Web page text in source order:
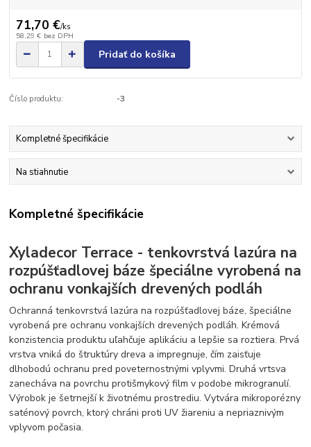
71,70 €/ks
58,29 € bez DPH
Pridať do košíka
Číslo produktu: -3
Kompletné špecifikácie
Na stiahnutie
Kompletné špecifikácie
Xyladecor Terrace - tenkovrstvá lazúra na
rozpúšťadlovej báze špeciálne vyrobená na
ochranu vonkajších drevených podláh
Ochranná tenkovrstvá lazúra na rozpúšťadlovej báze, špeciálne
vyrobená pre ochranu vonkajších drevených podláh. Krémová
konzistencia produktu uľahčuje aplikáciu a lepšie sa roztiera. Prvá
vrstva vniká do štruktúry dreva a impregnuje, čím zaisťuje
dlhobodú ochranu pred poveternostnými vplyvmi. Druhá vrtsva
zanecháva na povrchu protišmykový film v podobe mikrogranulí.
Výrobok je šetrnejší k životnému prostrediu. Vytvára mikroporézny
saténový povrch, ktorý chráni proti UV žiareniu a nepriaznivým
vplyvom počasia.